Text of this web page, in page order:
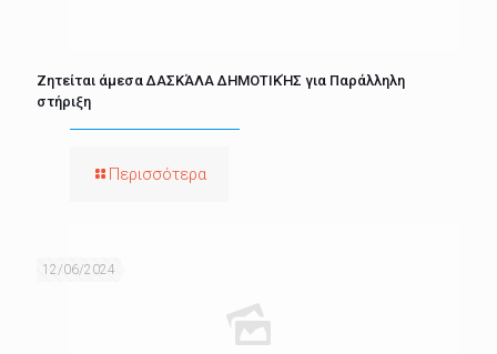
Ζητείται άμεσα ΔΑΣΚΆΛΑ ΔΗΜΟΤΙΚΉΣ για Παράλληλη
στήριξη
Περισσότερα
12/06/2024